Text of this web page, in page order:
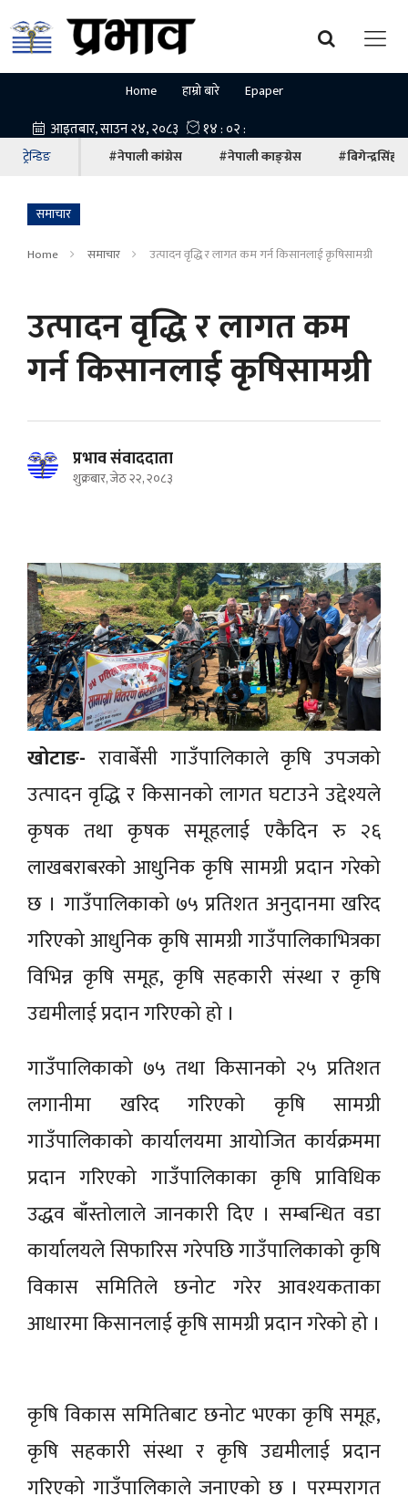
Home हाम्रो बारे Epaper
ट्रेन्डिङ #नेपाली कांग्रेस #नेपाली काङ्ग्रेस #बिगेन्द्रसिंह
समाचार
Home समाचार उत्पादन वृद्धि र लागत कम गर्न किसानलाई कृषिसामग्री
उत्पादन वृद्धि र लागत कम
गर्न किसानलाई कृषिसामग्री
प्रभाव संवाददाता
शुक्रबार, जेठ २२, २०८३
खोटाङ- रावाबेँसी गाउँपालिकाले कृषि उपजको
उत्पादन वृद्धि र किसानको लागत घटाउने उद्देश्यले
कृषक तथा कृषक समूहलाई एकैदिन रु २६
लाखबराबरको आधुनिक कृषि सामग्री प्रदान गरेको
छ । गाउँपालिकाको ७५ प्रतिशत अनुदानमा खरिद
गरिएको आधुनिक कृषि सामग्री गाउँपालिकाभित्रका
विभिन्न कृषि समूह, कृषि सहकारी संस्था र कृषि
उद्यमीलाई प्रदान गरिएको हो ।
गाउँपालिकाको ७५ तथा किसानको २५ प्रतिशत
लगानीमा खरिद गरिएको कृषि सामग्री
गाउँपालिकाको कार्यालयमा आयोजित कार्यक्रममा
प्रदान गरिएको गाउँपालिकाका कृषि प्राविधिक
उद्धव बाँस्तोलाले जानकारी दिए । सम्बन्धित वडा
कार्यालयले सिफारिस गरेपछि गाउँपालिकाको कृषि
विकास समितिले छनोट गरेर आवश्यकताका
आधारमा किसानलाई कृषि सामग्री प्रदान गरेको हो ।
कृषि विकास समितिबाट छनोट भएका कृषि समूह,
कृषि सहकारी संस्था र कृषि उद्यमीलाई प्रदान
गरिएको गाउँपालिकाले जनाएको छ । परम्परागत